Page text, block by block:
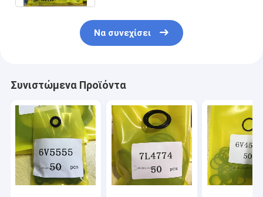
Να συνεχίσει
Συνιστώμενα Προϊόντα